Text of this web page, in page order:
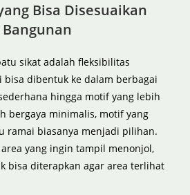
Bisa Disesuaikan
sikat adalah fleksibilitas
dibentuk ke dalam berbagai
hingga motif yang lebih
bergaya minimalis, motif yang
ramai biasanya menjadi pilihan.
yang ingin tampil menonjol,
bisa diterapkan agar area terlihat